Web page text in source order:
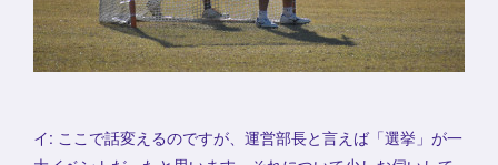
イ: ここで話変えるのですが、運営部長と言えば「選挙」が一